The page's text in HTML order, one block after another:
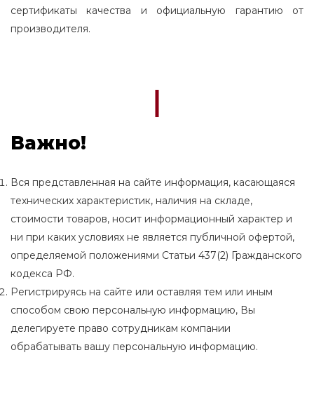
сертификаты качества и официальную гарантию от
производителя.
Важно!
Вся представленная на сайте информация, касающаяся
технических характеристик, наличия на складе,
стоимости товаров, носит информационный характер и
ни при каких условиях не является публичной офертой,
определяемой положениями Статьи 437(2) Гражданского
кодекса РФ.
Регистрируясь на сайте или оставляя тем или иным
способом свою персональную информацию, Вы
делегируете право сотрудникам компании
обрабатывать вашу персональную информацию.